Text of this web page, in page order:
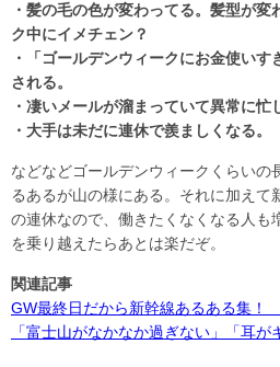
・髪の毛の色が変わってる。髪型が
ク中にイメチェン？
・「ゴールデンウィークにお金使い
される。
・凄いメールが溜まっていて異常に忙
・大手は未だに連休で羨ましくなる。
などなどゴールデンウィークくらいの
るあるが山の様にある。それに加えて
の連休なので、働きたくなくなる人も
を乗り越えたらあとは楽だぞ。
関連記事
GW最終日だから新幹線あるある集！
「富士山がなかなか過ぎない」「耳が